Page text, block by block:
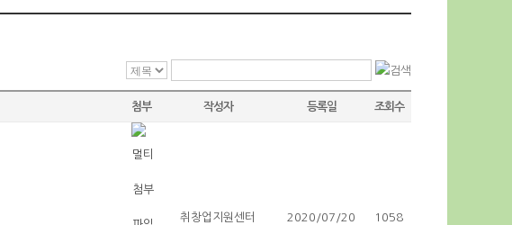
첨부 작성자 등록일 조회수
취창업지원센터 2020/07/20 1058